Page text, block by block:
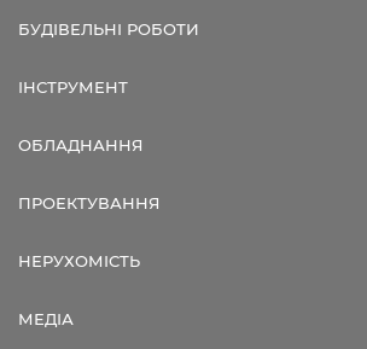
БУДІВЕЛЬНІ РОБОТИ
ІНСТРУМЕНТ
ОБЛАДНАННЯ
ПРОЕКТУВАННЯ
НЕРУХОМІСТЬ
МЕДІА